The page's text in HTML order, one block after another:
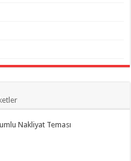
Nakliyat Teması